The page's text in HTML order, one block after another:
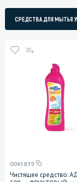
СРЕДСТВА ДЛЯ МЫТЬЯ
0045839
Чистящее средство: